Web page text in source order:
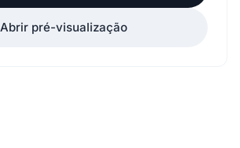
Abrir pré-visualização